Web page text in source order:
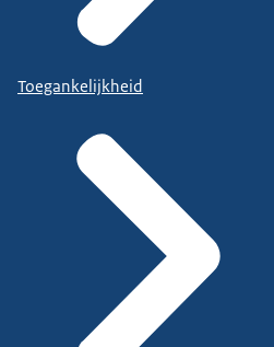
Toegankelijkheid